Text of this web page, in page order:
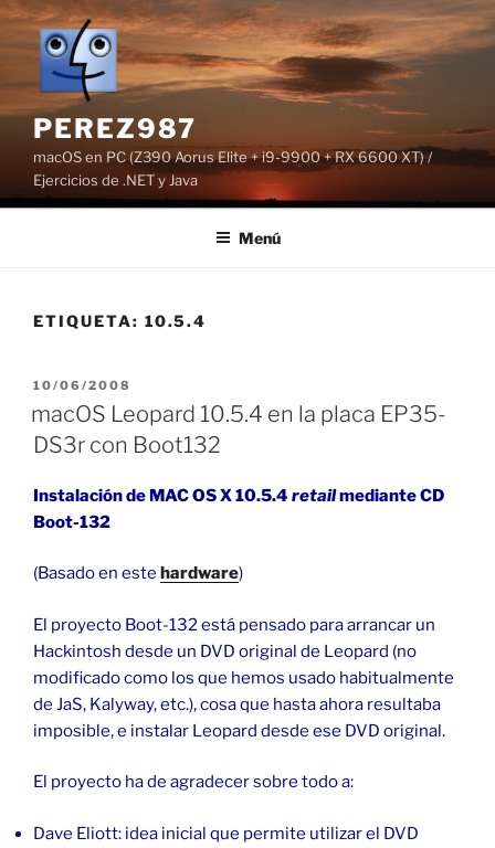
Saltar
contenido
PEREZ987
macOS en PC (Z390 Aorus Elite + i9-9900 + RX 6600 XT) /
Ejercicios de .NET y Java
Menú
ETIQUETA: 10.5.4
PUBLICADO
10/06/2008
macOS Leopard 10.5.4 en la placa EP35-
DS3r con Boot132
Instalación de MAC OS X 10.5.4retailmediante CD
Boot-132
(Basado en este hardware)
El proyecto Boot-132 está pensado para arrancar un
Hackintosh desde un DVD original de Leopard (no
modificado como los que hemos usado habitualmente
de JaS, Kalyway, etc.), cosa que hasta ahora resultaba
imposible, e instalar Leopard desde ese DVD original.
El proyecto ha de agradecer sobre todo a:
Dave Eliott: idea inicial que permite utilizar el DVD